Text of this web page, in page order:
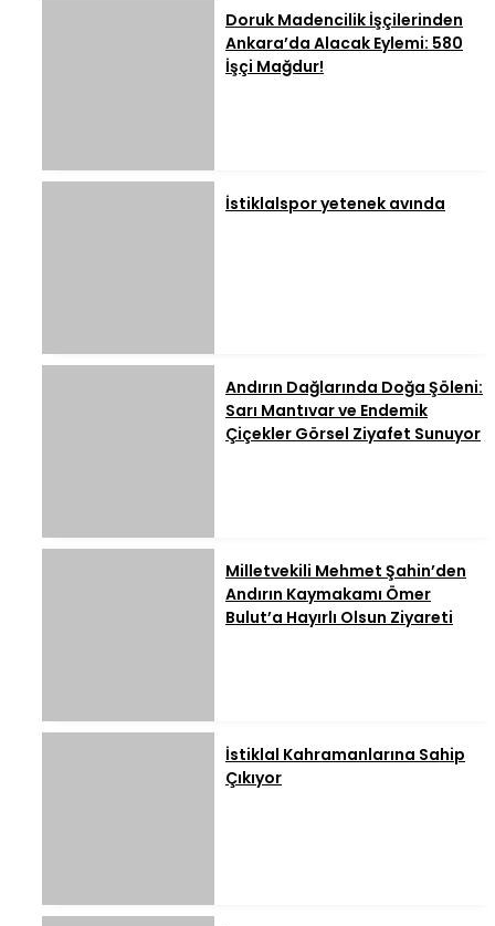
Doruk Madencilik İşçilerinden
Ankara’da Alacak Eylemi: 580
İşçi Mağdur!
İstiklalspor yetenek avında
Andırın Dağlarında Doğa Şöleni:
Sarı Mantıvar ve Endemik
Çiçekler Görsel Ziyafet Sunuyor
Milletvekili Mehmet Şahin’den
Andırın Kaymakamı Ömer
Bulut’a Hayırlı Olsun Ziyareti
İstiklal Kahramanlarına Sahip
Çıkıyor